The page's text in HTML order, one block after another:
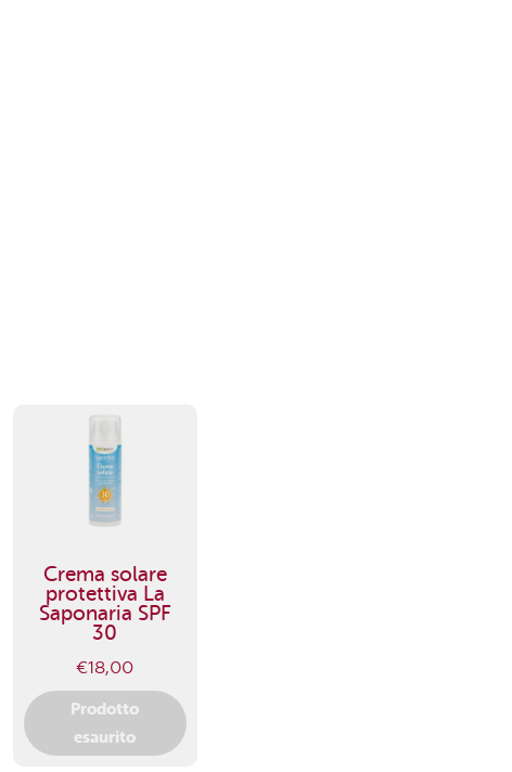
Crema solare
protettiva La
Saponaria SPF
30
€18,00
Prodotto
esaurito